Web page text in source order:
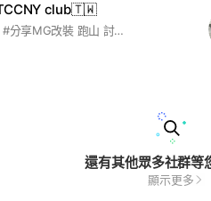
club🇹🇼
#歡迎MG車友加入 #分享MG改裝 跑山 討論 車聚 露營 #非買賣專區
還有其他眾多社群等
顯示更多